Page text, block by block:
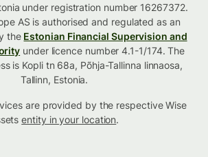
under registration number 16267372.
AS is authorised and regulated as an
the Estonian Financial Supervision and
under licence number 4.1-1/174. The
is Kopli tn 68a, Põhja-Tallinna linnaosa,
Tallinn, Estonia.
are provided by the respective Wise
entity in your location.